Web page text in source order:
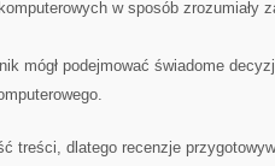
w sposób zrozumiały
mógł podejmować świadome
treści, dlatego recenzje